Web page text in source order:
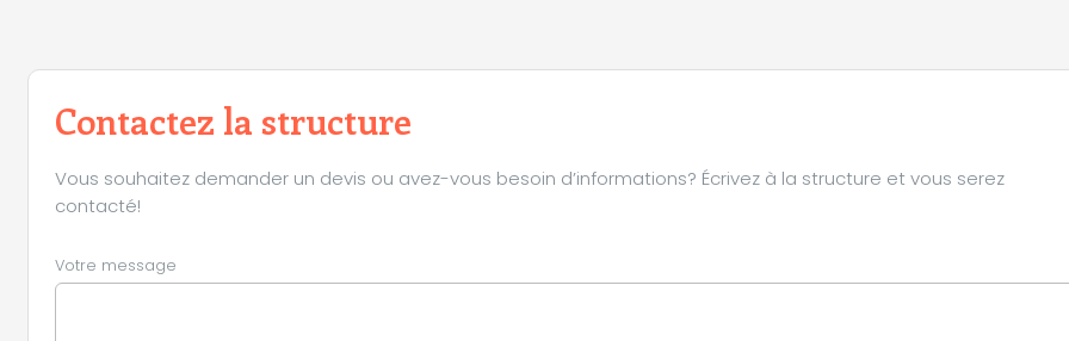
Contactez la structure
Vous souhaitez demander un devis ou avez-vous besoin d’informations? Écrivez à la structure et vous serez
contacté!
Votre message